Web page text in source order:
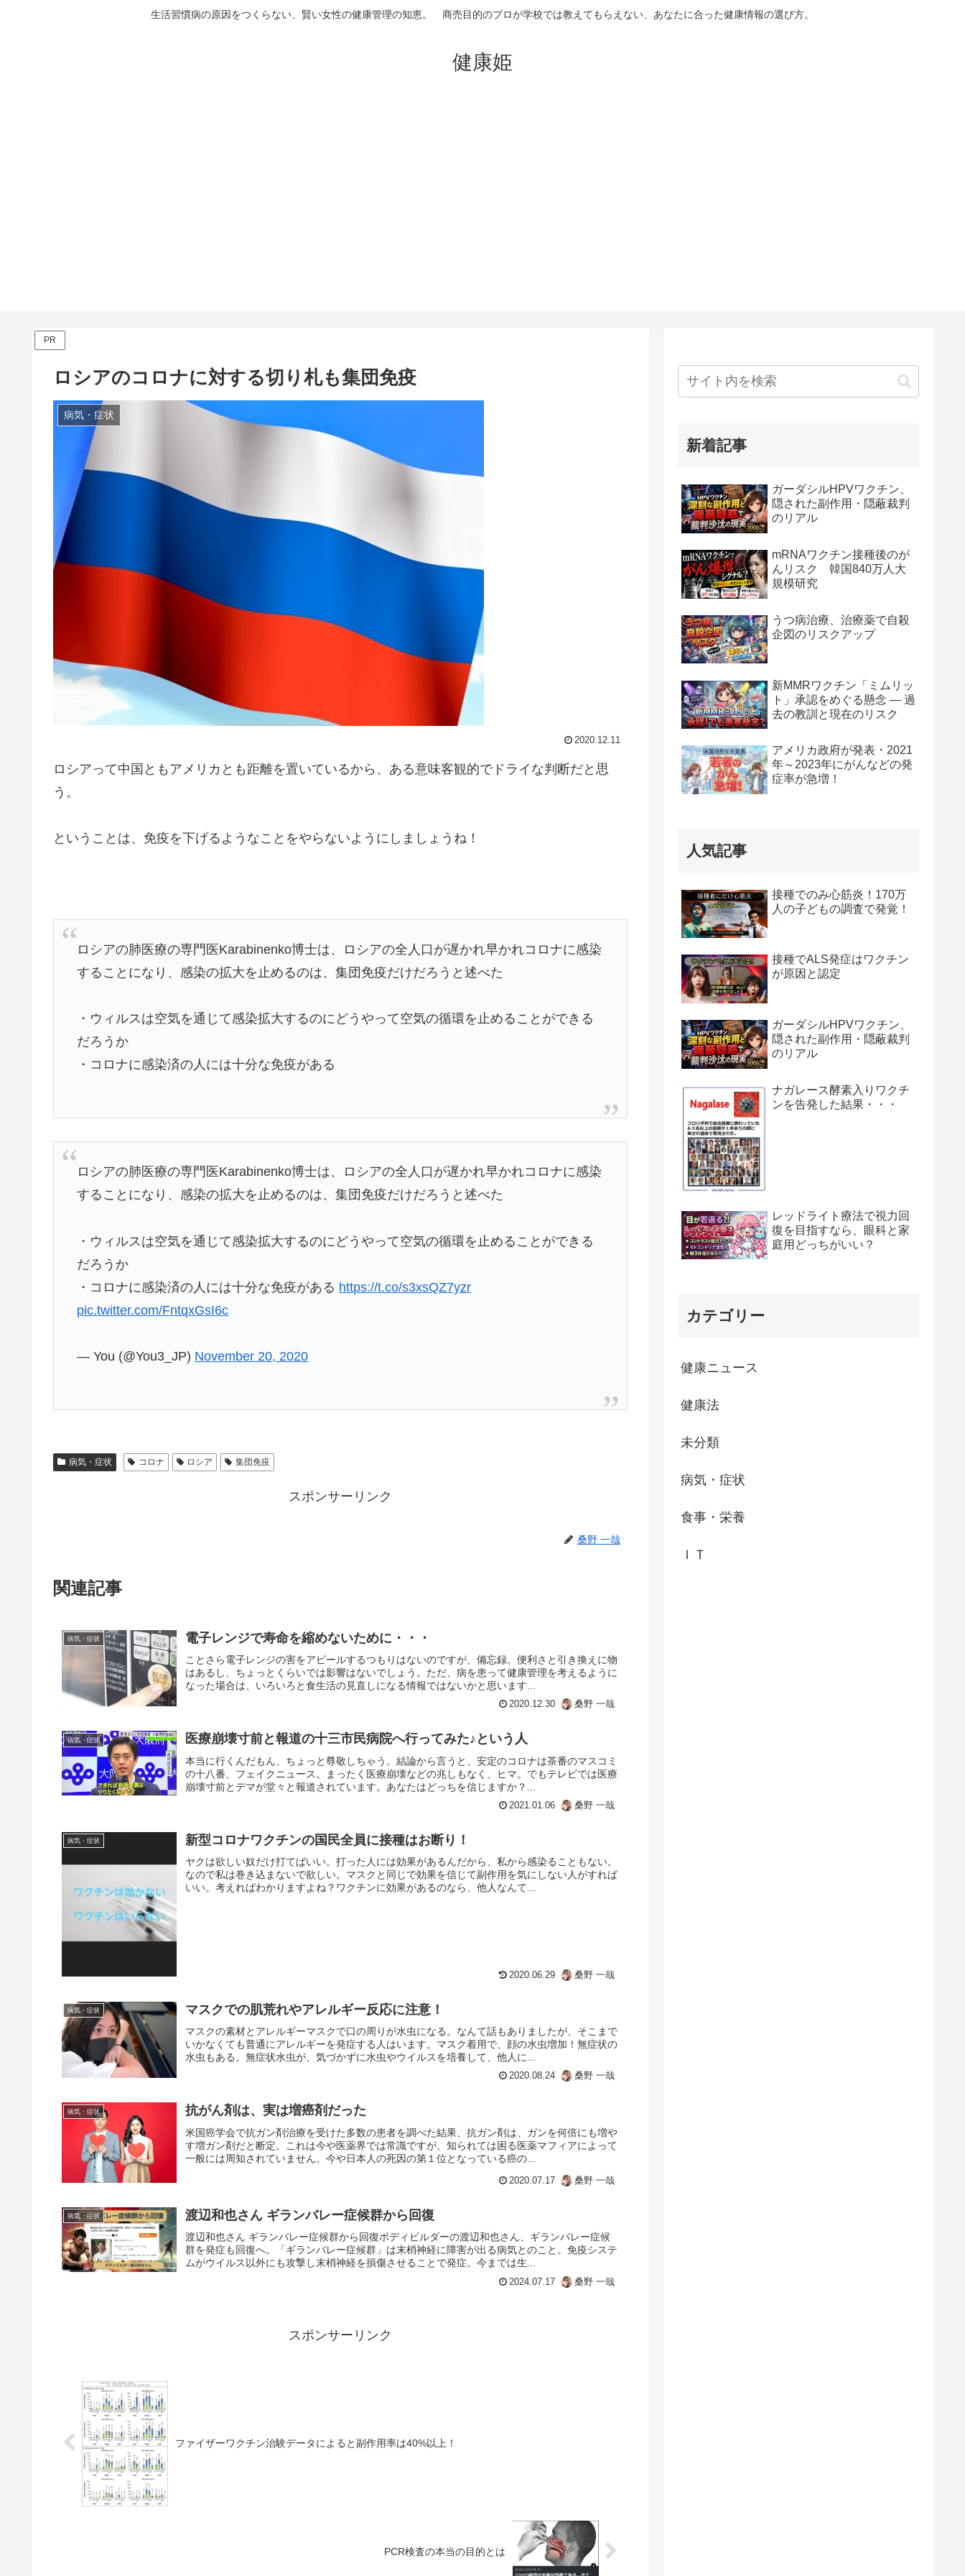
生活習慣病の原因をつくらない、賢い女性の健康管理の知恵。 商売目的のプロが学校では教えてもらえない、あなたに合った健康情報の選び方。
健康姫
PR
ロシアのコロナに対する切り札も集団免疫
病気・症状
2020.12.11
ロシアって中国ともアメリカとも距離を置いているから、ある意味客観的でドライな判断だと思
う。
ということは、免疫を下げるようなことをやらないようにしましょうね！
ロシアの肺医療の専門医Karabinenko博士は、ロシアの全人口が遅かれ早かれコロナに感染
することになり、感染の拡大を止めるのは、集団免疫だけだろうと述べた
・ウィルスは空気を通じて感染拡大するのにどうやって空気の循環を止めることができる
だろうか
・コロナに感染済の人には十分な免疫がある
ロシアの肺医療の専門医Karabinenko博士は、ロシアの全人口が遅かれ早かれコロナに感染
することになり、感染の拡大を止めるのは、集団免疫だけだろうと述べた
・ウィルスは空気を通じて感染拡大するのにどうやって空気の循環を止めることができる
だろうか
・コロナに感染済の人には十分な免疫がある https://t.co/s3xsQZ7yzr
pic.twitter.com/FntqxGsI6c
— You (@You3_JP) November 20, 2020
病気・症状 コロナ ロシア 集団免疫
スポンサーリンク
桑野 一哉
関連記事
病気・症状 電子レンジで寿命を縮めないために・・・
ことさら電子レンジの害をアピールするつもりはないのですが、備忘録。便利さと引き換えに物
はあるし、ちょっとくらいでは影響はないでしょう。ただ、病を患って健康管理を考えるように
なった場合は、いろいろと食生活の見直しになる情報ではないかと思います...
2020.12.30 桑野 一哉
病気・症状 医療崩壊寸前と報道の十三市民病院へ行ってみた♪という人
本当に行くんだもん、ちょっと尊敬しちゃう。結論から言うと、安定のコロナは茶番のマスコミ
の十八番、フェイクニュース。まったく医療崩壊などの兆しもなく、ヒマ。でもテレビでは医療
崩壊寸前とデマが堂々と報道されています。あなたはどっちを信じますか？...
2021.01.06 桑野 一哉
病気・症状 新型コロナワクチンの国民全員に接種はお断り！
ヤクは欲しい奴だけ打てばいい。打った人には効果があるんだから、私から感染ることもない。
なので私は巻き込まないで欲しい。マスクと同じで効果を信じて副作用を気にしない人がすれば
いい。考えればわかりますよね？ワクチンに効果があるのなら、他人なんて...
2020.06.29 桑野 一哉
病気・症状 マスクでの肌荒れやアレルギー反応に注意！
マスクの素材とアレルギーマスクで口の周りが水虫になる。なんて話もありましたが、そこまで
いかなくても普通にアレルギーを発症する人はいます。マスク着用で、顔の水虫増加！無症状の
水虫もある。無症状水虫が、気づかずに水虫やウイルスを培養して、他人に...
2020.08.24 桑野 一哉
病気・症状 抗がん剤は、実は増癌剤だった
米国癌学会で抗ガン剤治療を受けた多数の患者を調べた結果、抗ガン剤は、ガンを何倍にも増や
す増ガン剤だと断定。これは今や医薬界では常識ですが、知られては困る医薬マフィアによって
一般には周知されていません。今や日本人の死因の第１位となっている癌の...
2020.07.17 桑野 一哉
病気・症状 渡辺和也さん ギランバレー症候群から回復
渡辺和也さん ギランバレー症候群から回復ボディビルダーの渡辺和也さん、ギランバレー症候
群を発症も回復へ。「ギランバレー症候群」は末梢神経に障害が出る病気とのこと。免疫システ
ムがウイルス以外にも攻撃し末梢神経を損傷させることで発症。今までは生...
2024.07.17 桑野 一哉
スポンサーリンク
ファイザーワクチン治験データによると副作用率は40%以上！
PCR検査の本当の目的とは
新着記事
ガーダシルHPVワクチン、
隠された副作用・隠蔽裁判
のリアル
mRNAワクチン接種後のが
んリスク 韓国840万人大
規模研究
うつ病治療、治療薬で自殺
企図のリスクアップ
新MMRワクチン「ミムリッ
ト」承認をめぐる懸念 — 過
去の教訓と現在のリスク
アメリカ政府が発表・2021
年～2023年にがんなどの発
症率が急増！
人気記事
接種でのみ心筋炎！170万
人の子どもの調査で発覚！
接種でALS発症はワクチン
が原因と認定
ガーダシルHPVワクチン、
隠された副作用・隠蔽裁判
のリアル
ナガレース酵素入りワクチ
ンを告発した結果・・・
レッドライト療法で視力回
復を目指すなら、眼科と家
庭用どっちがいい？
カテゴリー
健康ニュース
健康法
未分類
病気・症状
食事・栄養
ＩＴ